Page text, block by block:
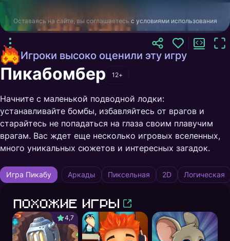
Оставаясь на сайте, вы соглашаетесь с условиями использования
Игроки высоко оценили эту игру
Пикабомбер 12+
Начните с маленькой подводной лодки:
устанавливайте бомбы, избавляйтесь от врагов и
старайтесь не попадаться на глаза своим плавучим
врагам. Вас ждет еще несколько игровых вселенных,
много уникальных сюжетов и интересных загадок.
Игра Пикабу Аркады Пиксельная 2D Логическая
Похожие игры
4,7